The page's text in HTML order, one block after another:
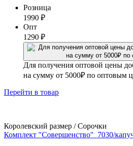
Розница
1990 ₽
Опт
1290 ₽
Для получения оптовой цены
на сумму от 5000₽ по оптовым
Перейти в товар
Королевский размер / Сорочки
Комплект "Совершенство"_7030/